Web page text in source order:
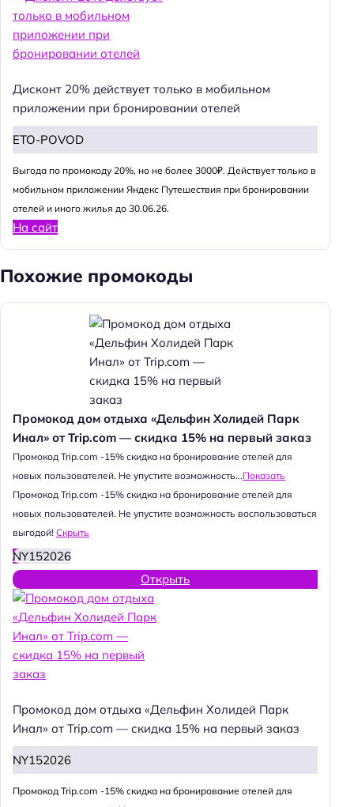
Дисконт 20% действует только в мобильном
приложении при бронировании отелей
ETO-POVOD
Выгода по промокоду 20%, но не более 3000₽. Действует только в
мобильном приложении Яндекс Путешествия при бронировании
отелей и иного жилья до 30.06.26.
На сайт
Похожие промокоды
Промокод дом отдыха «Дельфин Холидей Парк
Инал» от Trip.com — скидка 15% на первый заказ
Промокод Trip.com -15% скидка на бронирование отелей для
новых пользователей. Не упустите возможность...Показать
Промокод Trip.com -15% скидка на бронирование отелей для
новых пользователей. Не упустите возможность воспользоваться
выгодой! Скрыть
NY152026
Открыть
Промокод дом отдыха «Дельфин Холидей Парк
Инал» от Trip.com — скидка 15% на первый заказ
NY152026
Промокод Trip.com -15% скидка на бронирование отелей для